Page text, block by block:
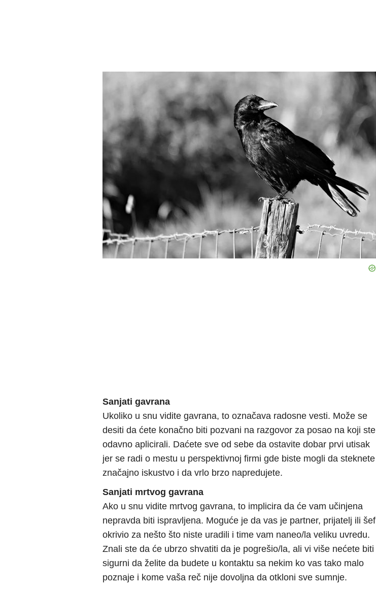
Sanjati gavrana
Ukoliko u snu vidite gavrana, to označava radosne vesti. Može se
desiti da ćete konačno biti pozvani na razgovor za posao na koji ste
odavno aplicirali. Daćete sve od sebe da ostavite dobar prvi utisak
jer se radi o mestu u perspektivnoj firmi gde biste mogli da steknete
značajno iskustvo i da vrlo brzo napredujete.
Sanjati mrtvog gavrana
Ako u snu vidite mrtvog gavrana, to implicira da će vam učinjena
nepravda biti ispravljena. Moguće je da vas je partner, prijatelj ili šef
okrivio za nešto što niste uradili i time vam naneo/la veliku uvredu.
Znali ste da će ubrzo shvatiti da je pogrešio/la, ali vi više nećete biti
sigurni da želite da budete u kontaktu sa nekim ko vas tako malo
poznaje i kome vaša reč nije dovoljna da otkloni sve sumnje.